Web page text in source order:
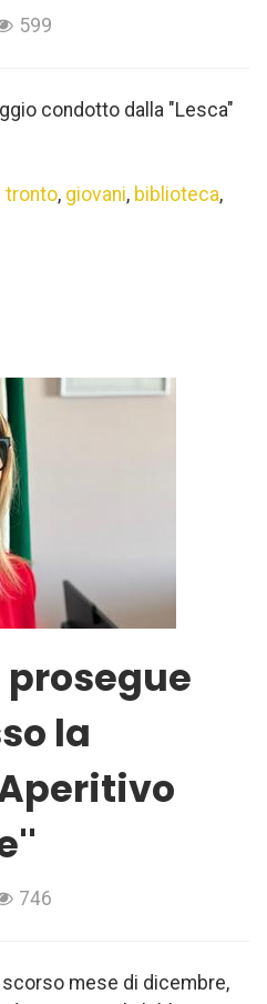
599
condotto dalla "Lesca"
tronto, giovani, biblioteca,
la
746
scorso mese di dicembre,